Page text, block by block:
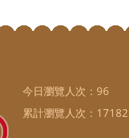
今日瀏覽人次： 96
累計瀏覽人次：